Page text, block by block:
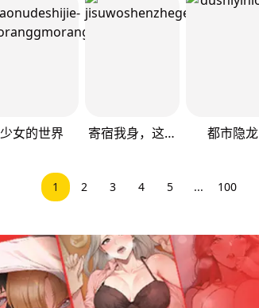
少女的世界 寄宿我身，这个异生人不好惹 都市隐龙
1 2 3 4 5 ... 100